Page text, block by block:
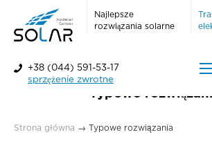
Najlepsze
rozwiązania solarne
+38 (044) 591-53-17
sprzężenie zwrotne
Typowe
Strona główna → Typowe rozwiązania